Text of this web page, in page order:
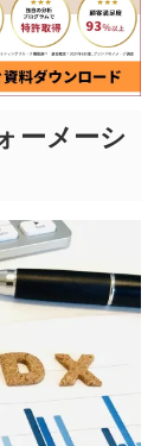
ーメーシ